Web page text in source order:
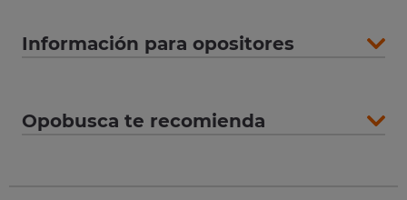
Información para opositores
Opobusca te recomienda